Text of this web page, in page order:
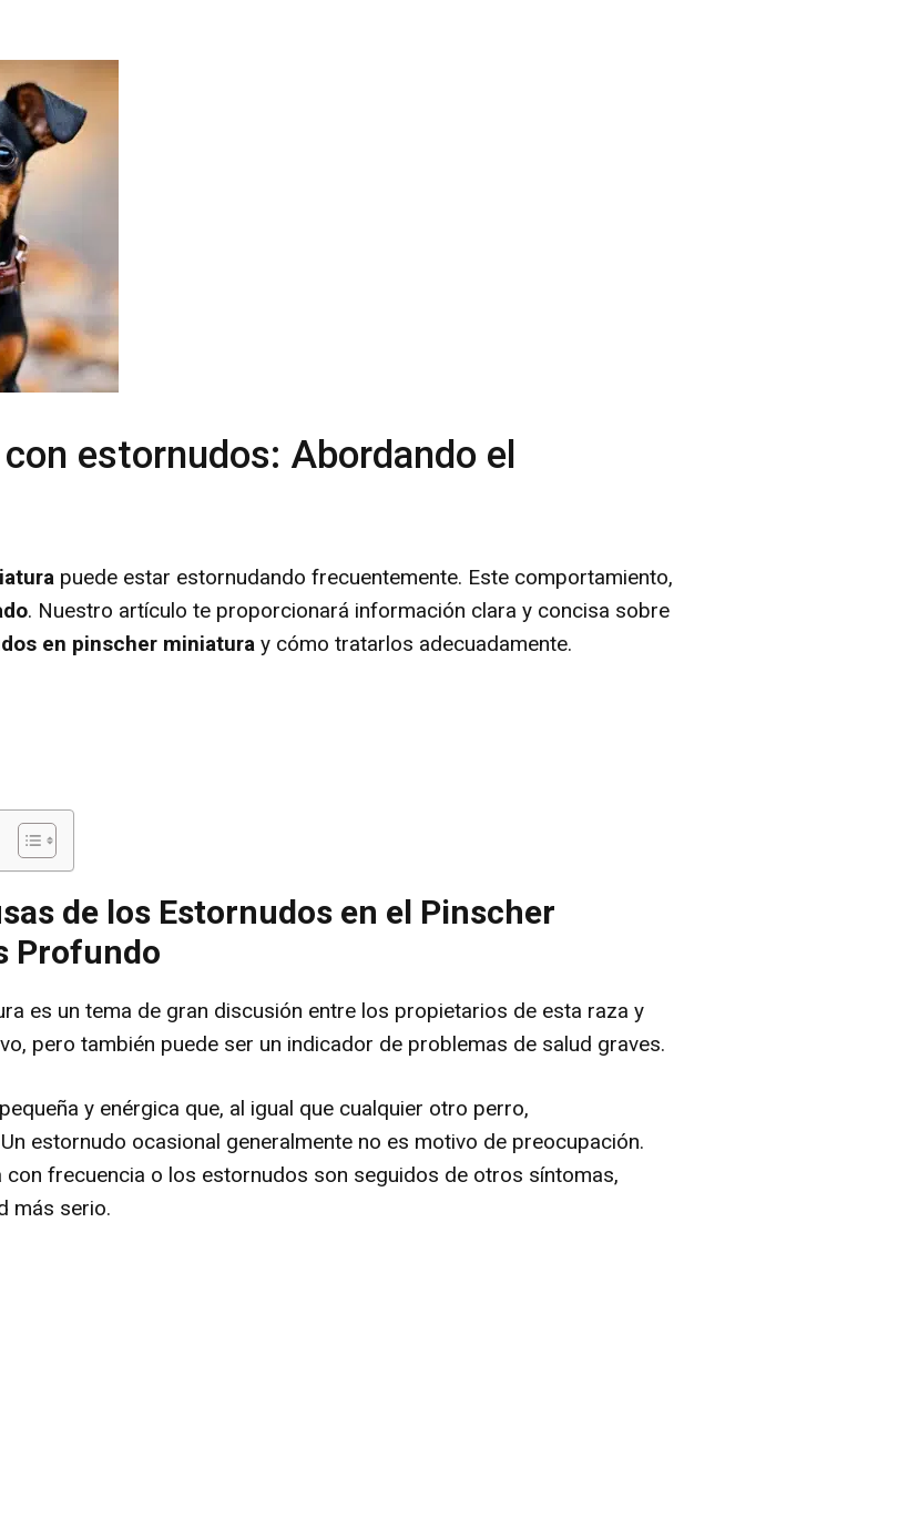
estornudos: Abordando el
puede estar estornudando frecuentemente. Este comportamiento,
. Nuestro artículo te proporcionará información clara y concisa sobre
en pinscher miniatura y cómo tratarlos adecuadamente.
de los Estornudos en el Pinscher
Profundo
es un tema de gran discusión entre los propietarios de esta raza y
pero también puede ser un indicador de problemas de salud graves.
y enérgica que, al igual que cualquier otro perro,
estornudo ocasional generalmente no es motivo de preocupación.
frecuencia o los estornudos son seguidos de otros síntomas,
más serio.